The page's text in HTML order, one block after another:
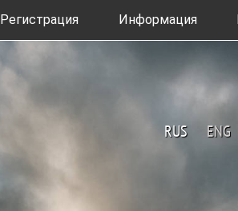
Регистрация Информация
RUS ENG